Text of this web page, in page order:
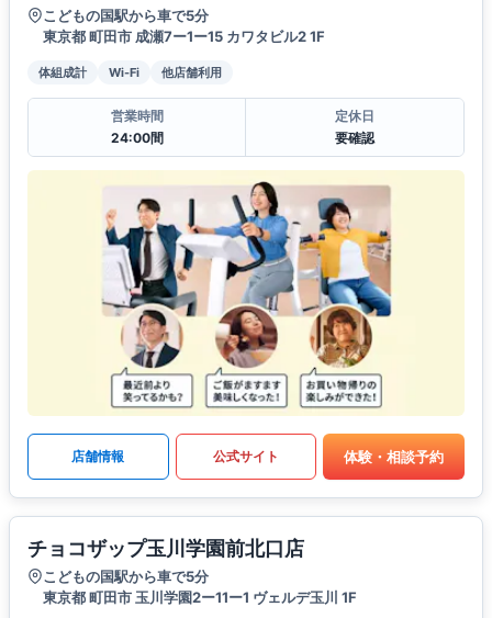
こどもの国駅から車で5分
東京都 町田市 成瀬7ー1ー15 カワタビル2 1F
体組成計 Wi-Fi 他店舗利用
営業時間
24:00間
定休日
要確認
店舗情報 公式サイト 体験・相談予約
チョコザップ玉川学園前北口店
こどもの国駅から車で5分
東京都 町田市 玉川学園2ー11ー1 ヴェルデ玉川 1F